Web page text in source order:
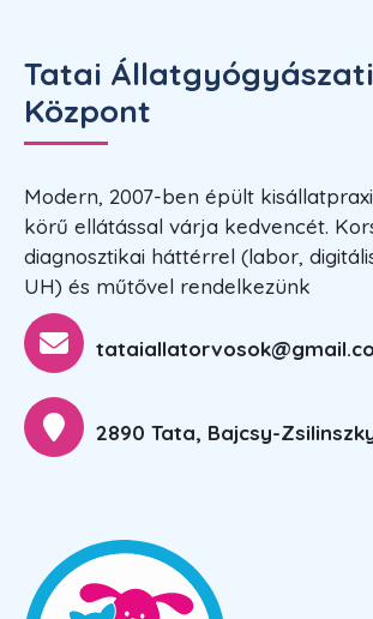
Tatai Állatgyógyászati
Központ
Modern, 2007-ben épült
körű ellátással várja kedvencét.
diagnosztikai háttérrel (labor,
UH) és műtővel rendelkezünk
2890 Tata, Bajcsy-